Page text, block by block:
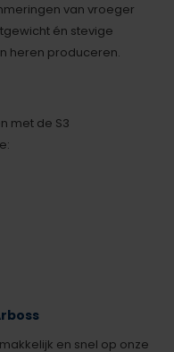
van vroeger
én stevige
heren produceren.
met de S3
en snel op onze